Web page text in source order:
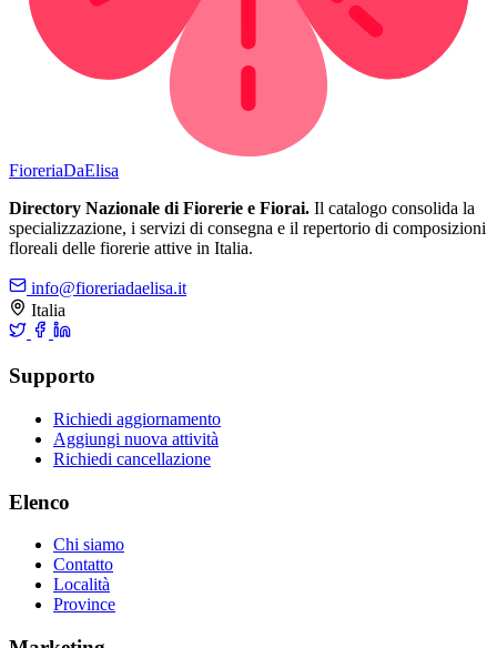
FioreriaDaElisa
Directory Nazionale di Fiorerie e Fiorai. Il catalogo consolida la
specializzazione, i servizi di consegna e il repertorio di composizioni
floreali delle fiorerie attive in Italia.
info@fioreriadaelisa.it
Italia
Supporto
Richiedi aggiornamento
Aggiungi nuova attività
Richiedi cancellazione
Elenco
Chi siamo
Contatto
Località
Province